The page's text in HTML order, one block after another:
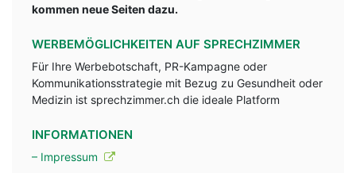
kommen neue Seiten dazu.
WERBEMÖGLICHKEITEN AUF SPRECHZIMMER
Für Ihre Werbebotschaft, PR-Kampagne oder
Kommunikationsstrategie mit Bezug zu Gesundheit oder
Medizin ist sprechzimmer.ch die ideale Platform
INFORMATIONEN
– Impressum